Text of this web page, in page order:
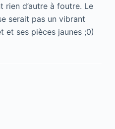
rien d’autre à foutre. Le
serait pas un vibrant
et ses pièces jaunes ;0)